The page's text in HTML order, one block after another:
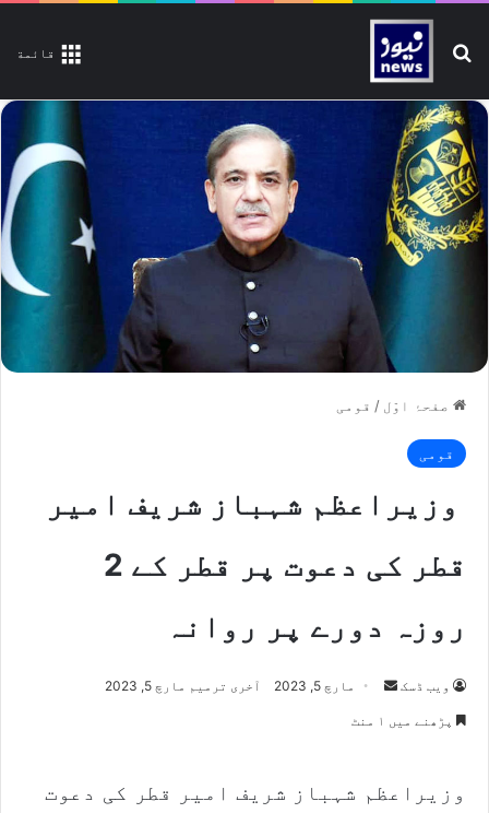
قائمة تلاش کیجیے
صفحۂ اوّل / قومی
قومی
وزیراعظم شہباز شریف امیر
قطر کی دعوت پر قطر کے 2
روزہ دورے پر روانہ
ویب ڈسک
Send مارچ 5, 2023 آخری ترمیم مارچ 5, 2023
پڑھنے میں ۱ منٹ
وزیراعظم شہباز شریف امیر قطر کی دعوت